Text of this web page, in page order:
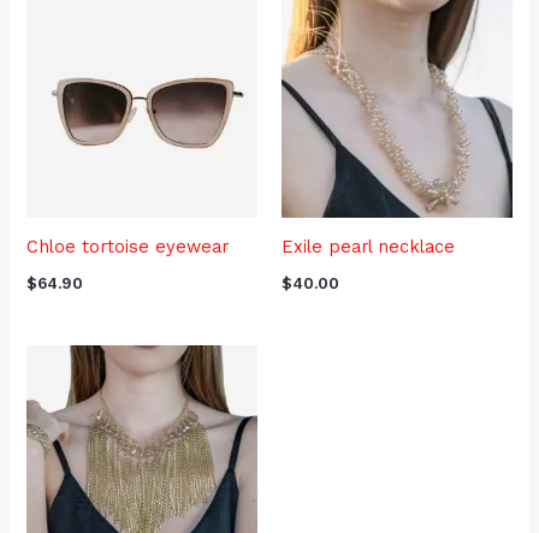
Chloe tortoise eyewear
$64.90
Exile pearl necklace
$40.00